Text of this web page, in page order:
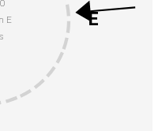
E
E